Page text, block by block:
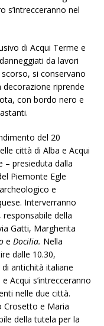
s’intrecceranno nel
di Acqui Terme e
da lavori
si conservano
riprende
con bordo nero e
del 20
città di Alba e Acqui
– presieduta dalla
Piemonte Egle
e
Interverranno
della
Gatti, Margherita
e Docilia. Nella
dalle 10.30,
antichità italiane
Acqui s’intrecceranno
nelle due città.
Crosetto e Maria
della tutela per la